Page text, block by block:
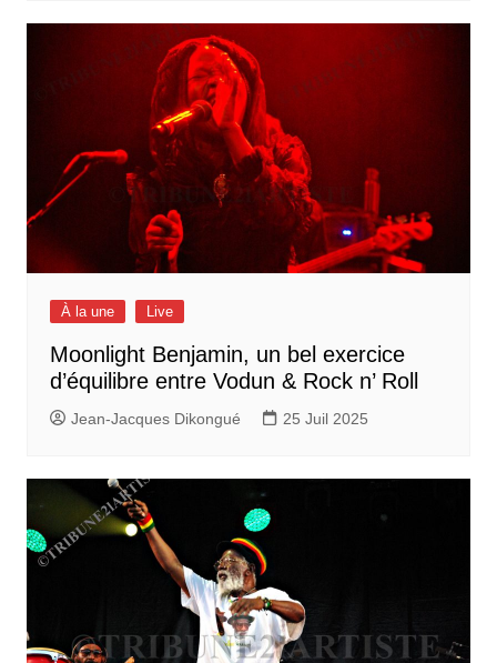
À la une Live
Moonlight Benjamin, un bel exercice
d’équilibre entre Vodun & Rock n’ Roll
Jean-Jacques Dikongué 25 Juil 2025